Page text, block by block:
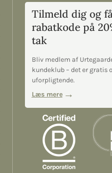
Tilmeld dig og
rabatkode på
tak
Bliv medlem af
kundeklub – det er gratis
uforpligtende.
Læs mere